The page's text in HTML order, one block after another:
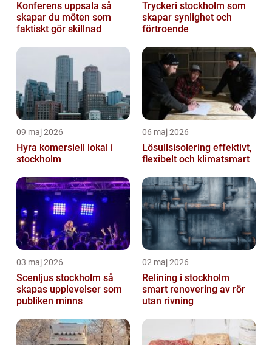
Konferens uppsala så
skapar du möten som
faktiskt gör skillnad
Tryckeri stockholm som
skapar synlighet och
förtroende
09 maj 2026
Hyra komersiell lokal i
stockholm
06 maj 2026
Lösullsisolering effektivt,
flexibelt och klimatsmart
03 maj 2026
Scenljus stockholm så
skapas upplevelser som
publiken minns
02 maj 2026
Relining i stockholm
smart renovering av rör
utan rivning